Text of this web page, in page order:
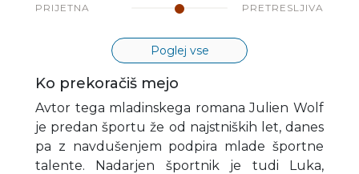
PRIJETNA PRETRESLJIVA
Poglej vse
Ko prekoračiš mejo
Avtor tega mladinskega romana Julien Wolf
je predan športu že od najstniških let, danes
pa z navdušenjem podpira mlade športne
talente. Nadarjen športnik je tudi Luka,